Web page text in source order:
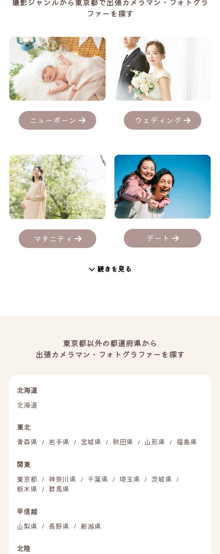
ファーを探す
ニューボーン ウェディング
マタニティ デート
続きを見る
東京都以外の都道府県から
出張カメラマン・フォトグラファーを探す
北海道
北海道
東北
青森県
/ 岩手県 / 宮城県 / 秋田県 / 山形県 / 福島県
関東
東京都
/ 神奈川県 / 千葉県 / 埼玉県 / 茨城県 /
栃木県 / 群馬県
甲信越
山梨県
/ 長野県 / 新潟県
北陸